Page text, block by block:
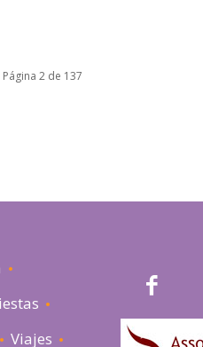
Página 2 de 137
Viajes